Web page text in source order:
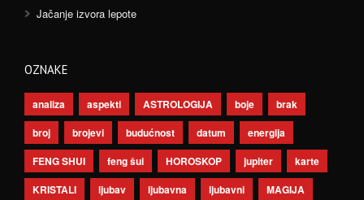
Jačanje izvora lepote
OZNAKE
analiza aspekti ASTROLOGIJA boje
brak
broj
brojevi budućnost datum
energija
FENG SHUI
feng šui HOROSKOP jupiter
karte
KRISTALI
ljubav ljubavna ljubavni
MAGIJA